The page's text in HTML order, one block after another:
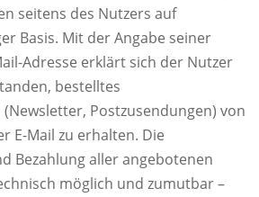
seitens des Nutzers auf
Basis. Mit der Angabe seiner
Adresse erklärt sich der Nutzer
bestelltes
Postzusendungen) von
E-Mail zu erhalten. Die
Bezahlung aller angebotenen
möglich und zumutbar –